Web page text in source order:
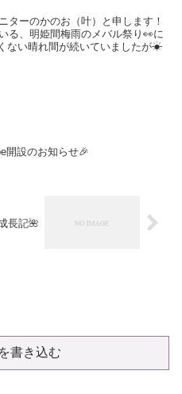
ターのかのお（叶）と申します！
る、明姫間梅雨のメバル祭り👀に
ない晴れ間が続いていましたが☀
開設のお知らせ🎉
長記🌺
書き込む